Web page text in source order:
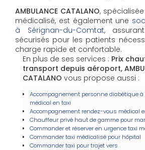
AMBULANCE CATALANO,
médicalisé, est également une
à Sérignan-du-Comtat,
sécurisés pour les patients
charge rapide et confortable.
En plus de ses services : Prix
transport depuis aéroport,
CATALANO vous propose aussi :
Accompagnement personne diabétique
médical en taxi
Accompagnement rendez-vous médical
Chauffeur privé haut de gamme pour
Commander et réserver en urgence taxi
Commander taxi médicalisé pour hôpital
Commander taxi pour trajet vers